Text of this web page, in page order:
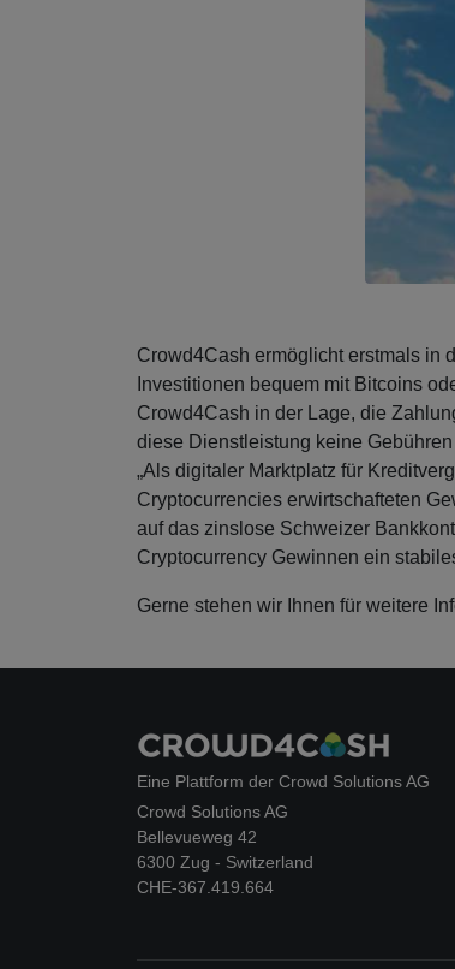
Crowd4Cash ermöglicht erstmals in
Investitionen bequem mit Bitcoins
Crowd4Cash in der Lage, die
diese Dienstleistung keine
„Als digitaler Marktplatz für
Cryptocurrencies erwirtschafteten
auf das zinslose Schweizer
Cryptocurrency Gewinnen ein
Gerne stehen wir Ihnen für weitere
Eine Plattform der Crowd Solutions AG
Crowd Solutions AG
Bellevueweg 42
6300 Zug - Switzerland
CHE-367.419.664